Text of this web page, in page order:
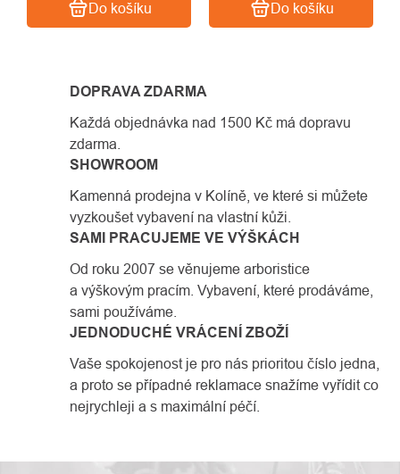
Do košíku Do košíku
DOPRAVA ZDARMA
Každá objednávka nad 1500 Kč má dopravu
zdarma.
SHOWROOM
Kamenná prodejna v Kolíně, ve které si můžete
vyzkoušet vybavení na vlastní kůži.
SAMI PRACUJEME VE VÝŠKÁCH
Od roku 2007 se věnujeme arboristice
a výškovým pracím. Vybavení, které prodáváme,
sami používáme.
JEDNODUCHÉ VRÁCENÍ ZBOŽÍ
Vaše spokojenost je pro nás prioritou číslo jedna,
a proto se případné reklamace snažíme vyřídit co
nejrychleji a s maximální péčí.